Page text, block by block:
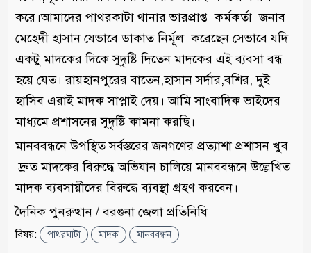
করে।আমাদের পাথরকাটা থানার ভারপ্রাপ্ত কর্মকর্তা জনাব
মেহেদী হাসান যেভাবে ডাকাত নির্মূল করেছেন সেভাবে যদি
একটু মাদকের দিকে সুদৃষ্টি দিতেন মাদকের এই ব্যবসা বন্ধ
হয়ে যেত। রায়হানপুরের বাতেন,হাসান সর্দার,বশির, দুই
হাসিব এরাই মাদক সাপ্লাই দেয়। আমি সাংবাদিক ভাইদের
মাধ্যমে প্রশাসনের সুদৃষ্টি কামনা করছি।
মানববন্ধনে উপস্থিত সর্বস্তরের জনগণের প্রত্যাশা প্রশাসন খুব
দ্রুত মাদকের বিরুদ্ধে অভিযান চালিয়ে মানববন্ধনে উল্লেখিত
মাদক ব্যবসায়ীদের বিরুদ্ধে ব্যবস্থা গ্রহণ করবেন।
দৈনিক পুনরুত্থান / বরগুনা জেলা প্রতিনিধি
বিষয়: পাথরঘাটা মাদক মানববন্ধন